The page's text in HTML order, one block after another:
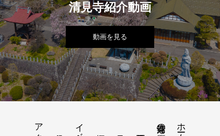
清見寺紹介動画
動画を見る
ホーム
清見寺の歴史